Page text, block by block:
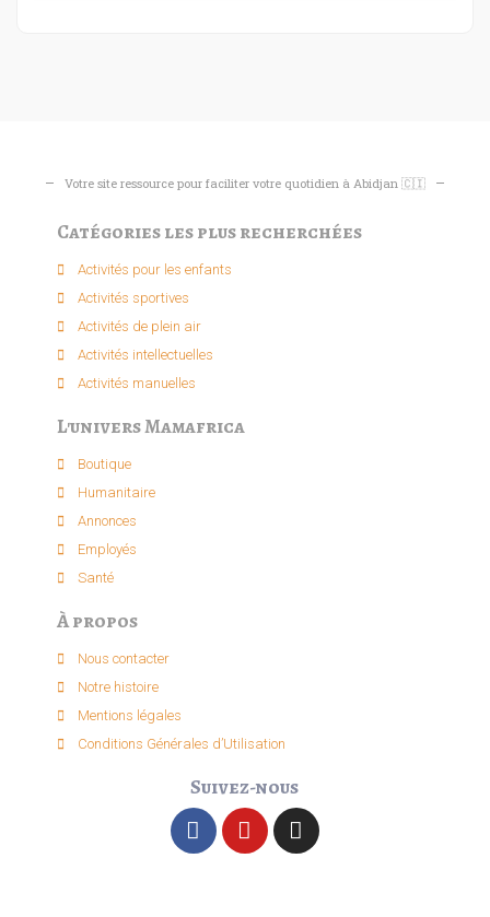
Votre site ressource pour faciliter votre quotidien à Abidjan 🇨🇮
Catégories les plus recherchées
Activités pour les enfants​
Activités sportives​
Activités de plein air​
Activités intellectuelle​s
Activités manuelles​
L'univers Mamafrica
Boutique
Humanitaire
Annonces
Employés
Santé
À propos
Nous contacter
Notre histoire
Mentions légales
Conditions Générales d’Utilisation
Suivez-nous